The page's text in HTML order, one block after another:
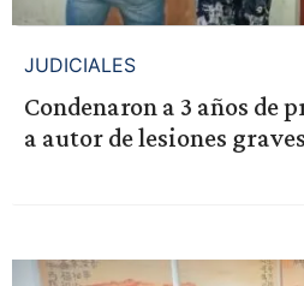
JUDICIALES
Condenaron a 3 años de
a autor de lesiones